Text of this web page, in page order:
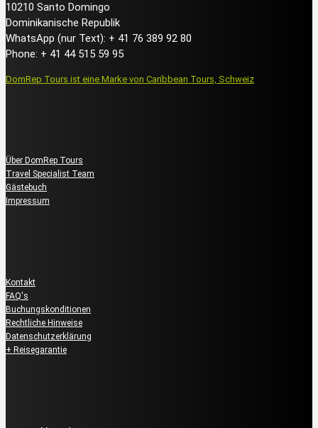
10210 Santo Domingo
Dominikanische Republik
WhatsApp (nur Text): + 41 76 389 92 80
Phone: + 41 44 515 59 95
DomRep Tours ist eine Marke von Caribbean Tours, Schweiz
Über DomRep Tours
Travel Specialist Team
Gästebuch
Impressum
Kontakt
FAQ's
Buchungskonditionen
Rechtliche Hinweise
Datenschutzerklärung
+ Reisegarantie